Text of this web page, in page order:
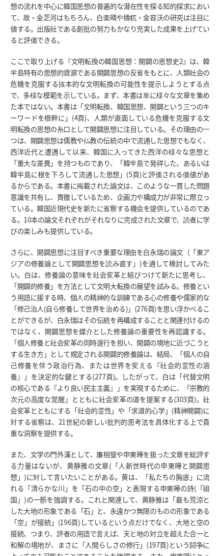
想の流れを中心に韓国思想の普遍的な潜在性を探る知的探求におい
て、故・金芝河はもちろん、白楽晴や檮杌・金容沃の研究は注目に
値する。出版社である創批の努力もかなり充実した成果を上げてい
ると評価できる。
ここで取り上げる『文明転換の韓国思想：開闢の思想史2』は、韓
半島特有の思想的資源である開闢思想の反省をもとに、人類社会の
危機を克服する抜本的な文明転換の可能性を提示しようとする点
で、多様な模範を示している。まず、本書は単に様々な文章を集め
た本ではない。本書は「文明転換、韓国思想、開闢という三つのキ
ーワードを根幹に」(4頁)、人類が直面している危機を克服する文
明転換の思想の糸口として開闢思想に注目している。その理由の一
つは、開闢思想は儒教や仏教の伝統の中で流通した思想でもなく、
西洋近代と遭遇して以来、韓国に入ってきた西洋の様々な思想と
「重大な差異」を持つものであり、「韓半島で発祥した、あるいは
韓半島に根を下ろして流通した思想」(5頁)と評価される価値があ
るからである。本書に掲載された論文は、このような一貫した問題
意識を共有し、貫徹しているため、企画力や構成力が非常に際立っ
ている。韓国近現代史を新たに省察する機会を提供しているのであ
る。10本の論文それぞれがそれなりに完成された文章で、読者に学
びの楽しみも提供している。
さらに、開闢思想に注目すべき重要な理由を白永瑞の論文（「東ア
ジアの修養論として開闢思想を読み直す」)を通して検討してみた
い。白は、修養論の意味を社会変革と結びつけて新たに思考し、
「開闢的修養」を方法として文明大転換の展望を試みる。修養とい
う用語に接する時、個人の精神的な訓練である心の修養や儒家的な
「修己治人(自ら修養して世界を治める)」(276頁)を思い浮かべるこ
とができるが、白永瑞はその伝統を再構成することと関連付けるの
ではなく、開闢思想を媒介とした修養論の重要性を再認識する。
「個人修養と社会変革の同時遂行を担い、開闢の境地に近づこうと
する生き方」として規定される開闢的修養論は、結局、「個人の自
己修養を伴う政治行為、または世界を変える『社会的霊性の涵
養』」を決定的な鍵とする(277頁)。したがって、白は「代替文明
の核心である『より良い民主主義』」を実現するために、「宗教的
次元の高度な覚醒」とともに社会変革の道を提案する(303頁)。社
会変革とともにする「社会的霊性」や「求道的心学」(精神開闢)に
対する省察は、21世紀の新しい批判的思考法を具体化する上で貴
重な洞察を提供する。
また、文学の門外漢として、廉相燮や申東曄を扱った文章を総評す
る力量はないが、黄静雅の文章(「人新世時代の申東曄と開闢思
想」)に対して言いたいことがある。黄は、「私たちの胸底」に流
れる「清らかな川」を「石の中の空」と表現する申東曄の詩(「祖
国」)の一節を強調する。これと関連して、黄静雅は「最も荒涼と
した大地の形象である「石」と、永遠かつ無限のものの形象である
「空」が接続」(196頁)しているという点だけでなく、大地と空の
接続、つまり、評者の用語で言えば、天と地の対立を超えた合一と
和解の境地が、まさに「人間らしさの修行」(197頁)という闘争に